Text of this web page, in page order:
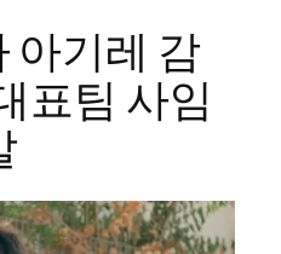
아기레 감
표팀 사임